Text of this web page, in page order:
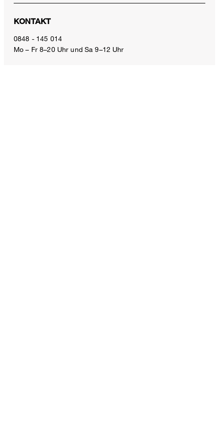
CHF 129.00
inkl. MwSt
Grösse auswählen
KONTAKT
0848 - 145 014
Mo – Fr 8–20 Uhr und Sa 9–12 Uhr